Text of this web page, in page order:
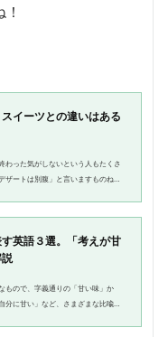
イーツとの違いはある
わった気がしないという人もたくさ
ートは別腹」と言いますものね。
す英語３選。「考えが甘
もので、字義通りの「甘い味」か
に甘い」など、さまざまな比喩的